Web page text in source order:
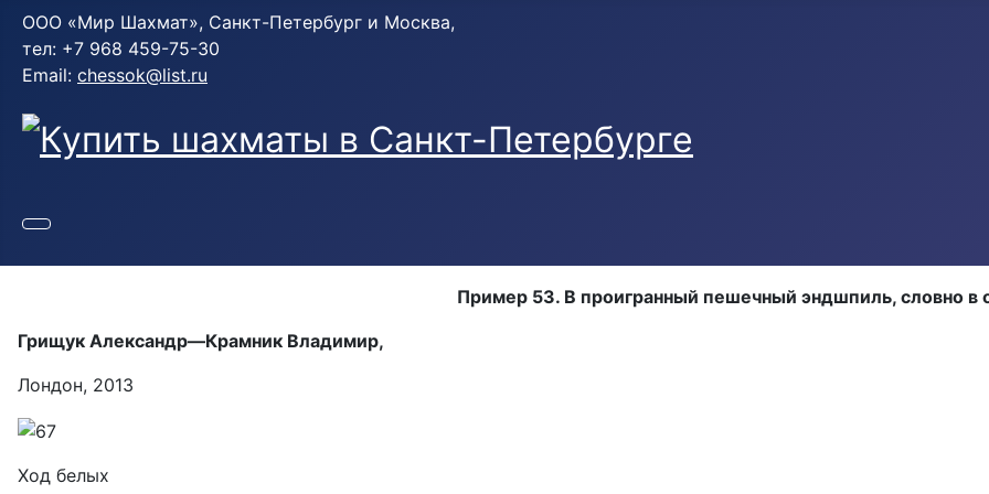
ООО «Мир Шахмат», Санкт-Петербург и Москва,
тел: +7 968 459-75-30
Email: chessok@list.ru
Пример 53. В проигранный пешечный эндшпиль, словно в
Грищук Александр—Крамник Владимир,
Лондон, 2013
Ход белых